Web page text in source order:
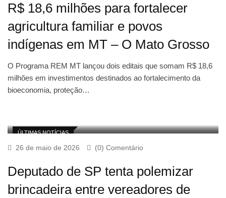
R$ 18,6 milhões para fortalecer
agricultura familiar e povos
indígenas em MT – O Mato Grosso
O Programa REM MT lançou dois editais que somam R$ 18,6
milhões em investimentos destinados ao fortalecimento da
bioeconomia, proteção…
ÚLTIMAS NOTÍCIAS
26 de maio de 2026 (0) Comentário
Deputado de SP tenta polemizar
brincadeira entre vereadores de